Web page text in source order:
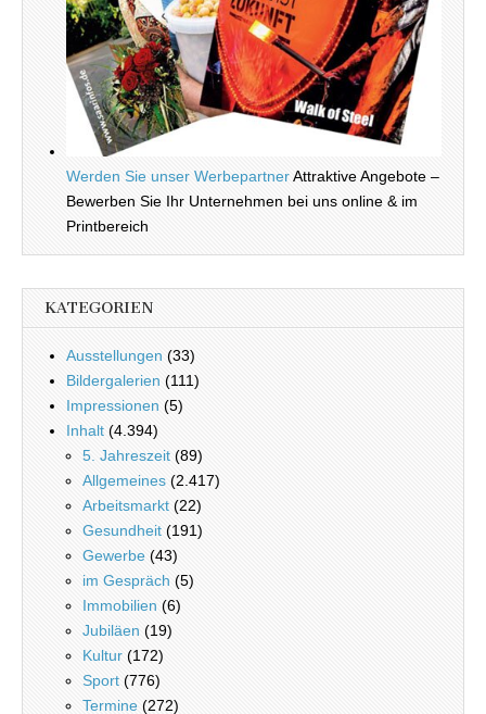
Werden Sie unser WerbepartnerAttraktive Angebote –
Bewerben Sie Ihr Unternehmen bei uns online & im
Printbereich
KATEGORIEN
Ausstellungen (33)
Bildergalerien (111)
Impressionen (5)
Inhalt (4.394)
5. Jahreszeit (89)
Allgemeines (2.417)
Arbeitsmarkt (22)
Gesundheit (191)
Gewerbe (43)
im Gespräch (5)
Immobilien (6)
Jubiläen (19)
Kultur (172)
Sport (776)
Termine (272)